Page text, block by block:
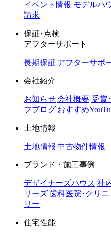
イベント情報 モデルハ
請求
保証･点検
アフターサポート
長期保証 アフターサポ
会社紹介
お知らせ 会社概要 受賞
フブログ おすすめ
土地情報
土地情報 中古物件情報
ブランド・施工事例
デザイナーズハウス 社
リーズ 歯科医院･クリ
リー
住宅性能